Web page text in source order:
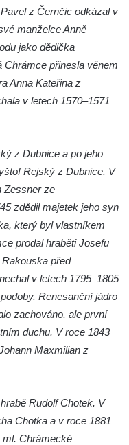
z Černčic odkázal v
manželce Anně
jako dědička
přinesla věnem
Anna Kateřina z
v letech 1570–1571
z Dubnice a po jeho
Rejský z Dubnice. V
Zessner ze
zdědil majetek jeho syn
který byl vlastníkem
prodal hraběti Josefu
Rakouska před
v letech 1795–1805
Renesanční jádro
zachováno, ale první
duchu. V roce 1843
Maxmilian z
Rudolf Chotek. V
Chotka a v roce 1881
ml. Chrámecké